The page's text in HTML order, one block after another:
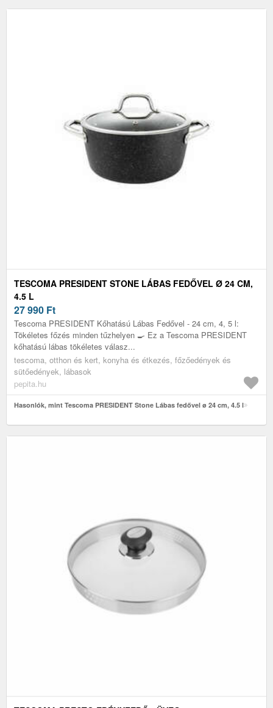
TESCOMA PRESIDENT STONE LÁBAS FEDŐVEL Ø 24 CM,
4.5 L
27 990 Ft
Tescoma PRESIDENT Kőhatású Lábas Fedővel - 24 cm, 4, 5 l:
Tökéletes főzés minden tűzhelyen 🍳 Ez a Tescoma PRESIDENT
kőhatású lábas tökéletes válasz...
tescoma, otthon és kert, konyha és étkezés, főzőedények és
sütőedények, lábasok
pepita.hu
Hasonlók, mint Tescoma PRESIDENT Stone Lábas fedővel ø 24 cm, 4.5 l